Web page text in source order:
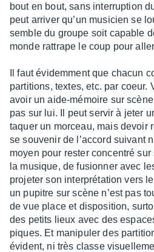
bout en bout, sans inter­rup­tion
peut arri­ver qu’un musi­cien se
semble du groupe soit capable
monde rattrape le coup pour
Il faut évidem­ment que chacun
parti­tions, textes, etc. par coeur.
avoir un aide-mémoire sur
pas sur lui. Il peut servir à jeter
taquer un morceau, mais devoir
se souve­nir de l’ac­cord suivant
moyen pour rester concen­tré
la musique, de fusion­ner avec
proje­ter son inter­pré­ta­tion vers
un pupitre sur scène n’est pas
de vue place et dispo­si­tion,
des petits lieux avec des
piques. Et mani­pu­ler des
évident, ni très classe